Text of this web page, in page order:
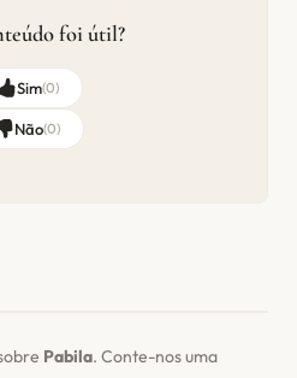
foi útil?
Sim(0)
Não(0)
Pabila. Conte-nos uma